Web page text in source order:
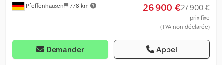
Pfeffenhausen 778 km 26 900 €27 900 €
prix fixe
(TVA non déclarée)
Demander Appel